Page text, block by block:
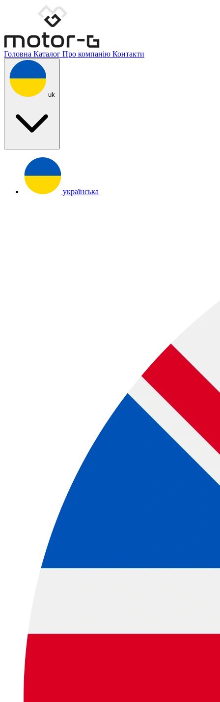
Головна Каталог Про компанію Контакти
uk
українська